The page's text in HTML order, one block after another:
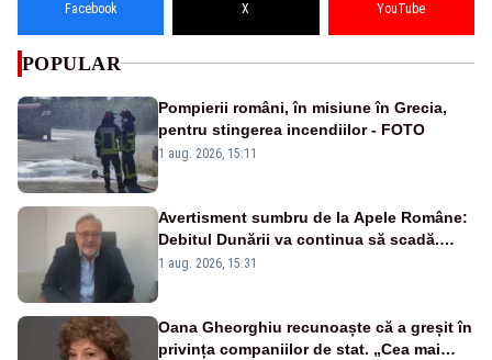
Facebook X YouTube
POPULAR
Pompierii români, în misiune în Grecia,
pentru stingerea incendiilor - FOTO
1 aug. 2026, 15:11
Avertisment sumbru de la Apele Române:
Debitul Dunării va continua să scadă.
Cernavodă s-ar putea închide în 4 zile
1 aug. 2026, 15:31
Oana Gheorghiu recunoaște că a greșit în
privința companiilor de stat. „Cea mai